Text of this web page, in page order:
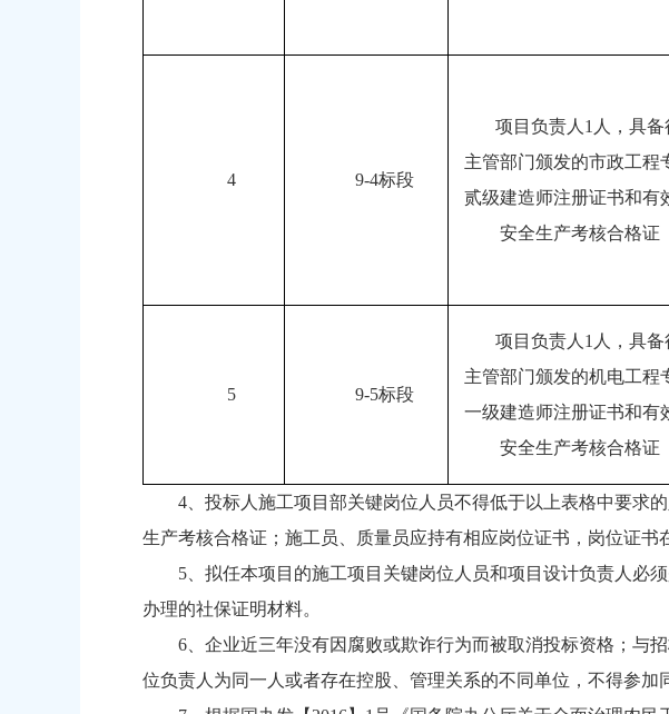
4 9-4标段
项目负责人1人，具备
主管部门颁发的市政工程
贰级建造师注册证书和有
安全生产考核合格证
5 9-5标段
项目负责人1人，具备
主管部门颁发的机电工程
一级建造师注册证书和有
安全生产考核合格证
4、投标人施工项目部关键岗位人员不得低于以上表格中要求
生产考核合格证；施工员、质量员应持有相应岗位证书，岗位证
5、拟任本项目的施工项目关键岗位人员和项目设计负责人必
办理的社保证明材料。
6、企业近三年没有因腐败或欺诈行为而被取消投标资格；与
位负责人为同一人或者存在控股、管理关系的不同单位，不得参加